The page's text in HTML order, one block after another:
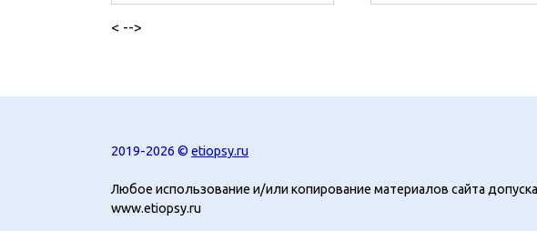
< -->
2019-2026 © etiopsy.ru
Любое использование и/или копирование материалов сайта
www.etiopsy.ru